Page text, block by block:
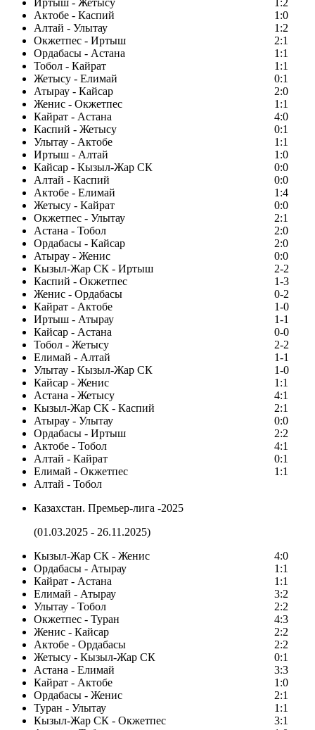
Иртыш - Жетысу
1:2
Актобе - Каспий
1:0
Алтай - Улытау
1:2
Окжетпес - Иртыш
2:1
Ордабасы - Астана
1:1
Тобол - Кайрат
1:1
Жетысу - Елимай
0:1
Атырау - Кайсар
2:0
Женис - Окжетпес
1:1
Кайрат - Астана
4:0
Каспий - Жетысу
0:1
Улытау - Актобе
1:1
Иртыш - Алтай
1:0
Кайсар - Кызыл-Жар СК
0:0
Алтай - Каспий
0:0
Актобе - Елимай
1:4
Жетысу - Кайрат
0:0
Окжетпес - Улытау
2:1
Астана - Тобол
2:0
Ордабасы - Кайсар
2:0
Атырау - Женис
0:0
Кызыл-Жар СК - Иртыш
2-2
Каспий - Окжетпес
1-3
Женис - Ордабасы
0-2
Кайрат - Актобе
1-0
Иртыш - Атырау
1-1
Кайсар - Астана
0-0
Тобол - Жетысу
2-2
Елимай - Алтай
1-1
Улытау - Кызыл-Жар СК
1-0
Кайсар - Женис
1:1
Астана - Жетысу
4:1
Кызыл-Жар СК - Каспий
2:1
Атырау - Улытау
0:0
Ордабасы - Иртыш
2:2
Актобе - Тобол
4:1
Алтай - Кайрат
0:1
Елимай - Окжетпес
1:1
Алтай - Тобол
Казахстан. Премьер-лига -2025
(01.03.2025 - 26.11.2025)
Кызыл-Жар СК - Женис
4:0
Ордабасы - Атырау
1:1
Кайрат - Астана
1:1
Елимай - Атырау
3:2
Улытау - Тобол
2:2
Окжетпес - Туран
4:3
Женис - Кайсар
2:2
Актобе - Ордабасы
2:2
Жетысу - Кызыл-Жар СК
0:1
Астана - Елимай
3:3
Кайрат - Актобе
1:0
Ордабасы - Женис
2:1
Туран - Улытау
1:1
Кызыл-Жар СК - Окжетпес
3:1